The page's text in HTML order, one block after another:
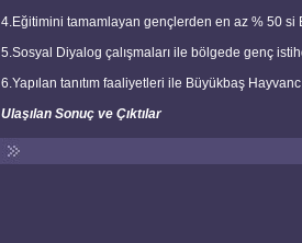
4.Eğitimini tamamlayan gençlerden en az % 50 si
5.Sosyal Diyalog çalışmaları ile bölgede genç
6.Yapılan tanıtım faaliyetleri ile Büyükbaş
Ulaşılan Sonuç ve Çıktılar